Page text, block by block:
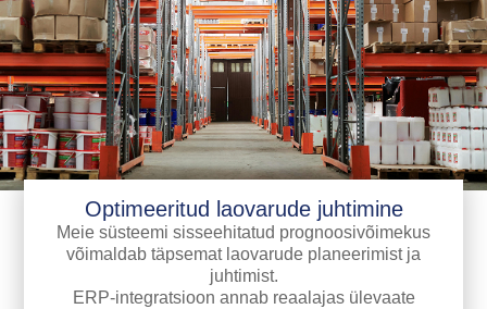
Optimeeritud laovarude juhtimine
Meie süsteemi sisseehitatud prognoosivõimekus
võimaldab täpsemat laovarude planeerimist ja
juhtimist.
ERP-integratsioon annab reaalajas ülevaate